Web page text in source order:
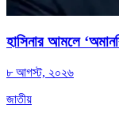
হাসিনার আমলে
৮ আগস্ট, ২০২৬
জাতীয়